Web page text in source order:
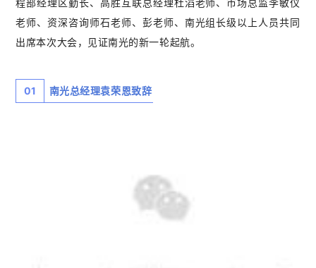
程部经理区勤长、高胜互联总经理杜滔老师、市场总监李敏仪
老师、资深咨询师石老师、彭老师、南光组长级以上人员共同
出席本次大会，见证南光的新一轮起航。
01 南光总经理袁荣恩致辞